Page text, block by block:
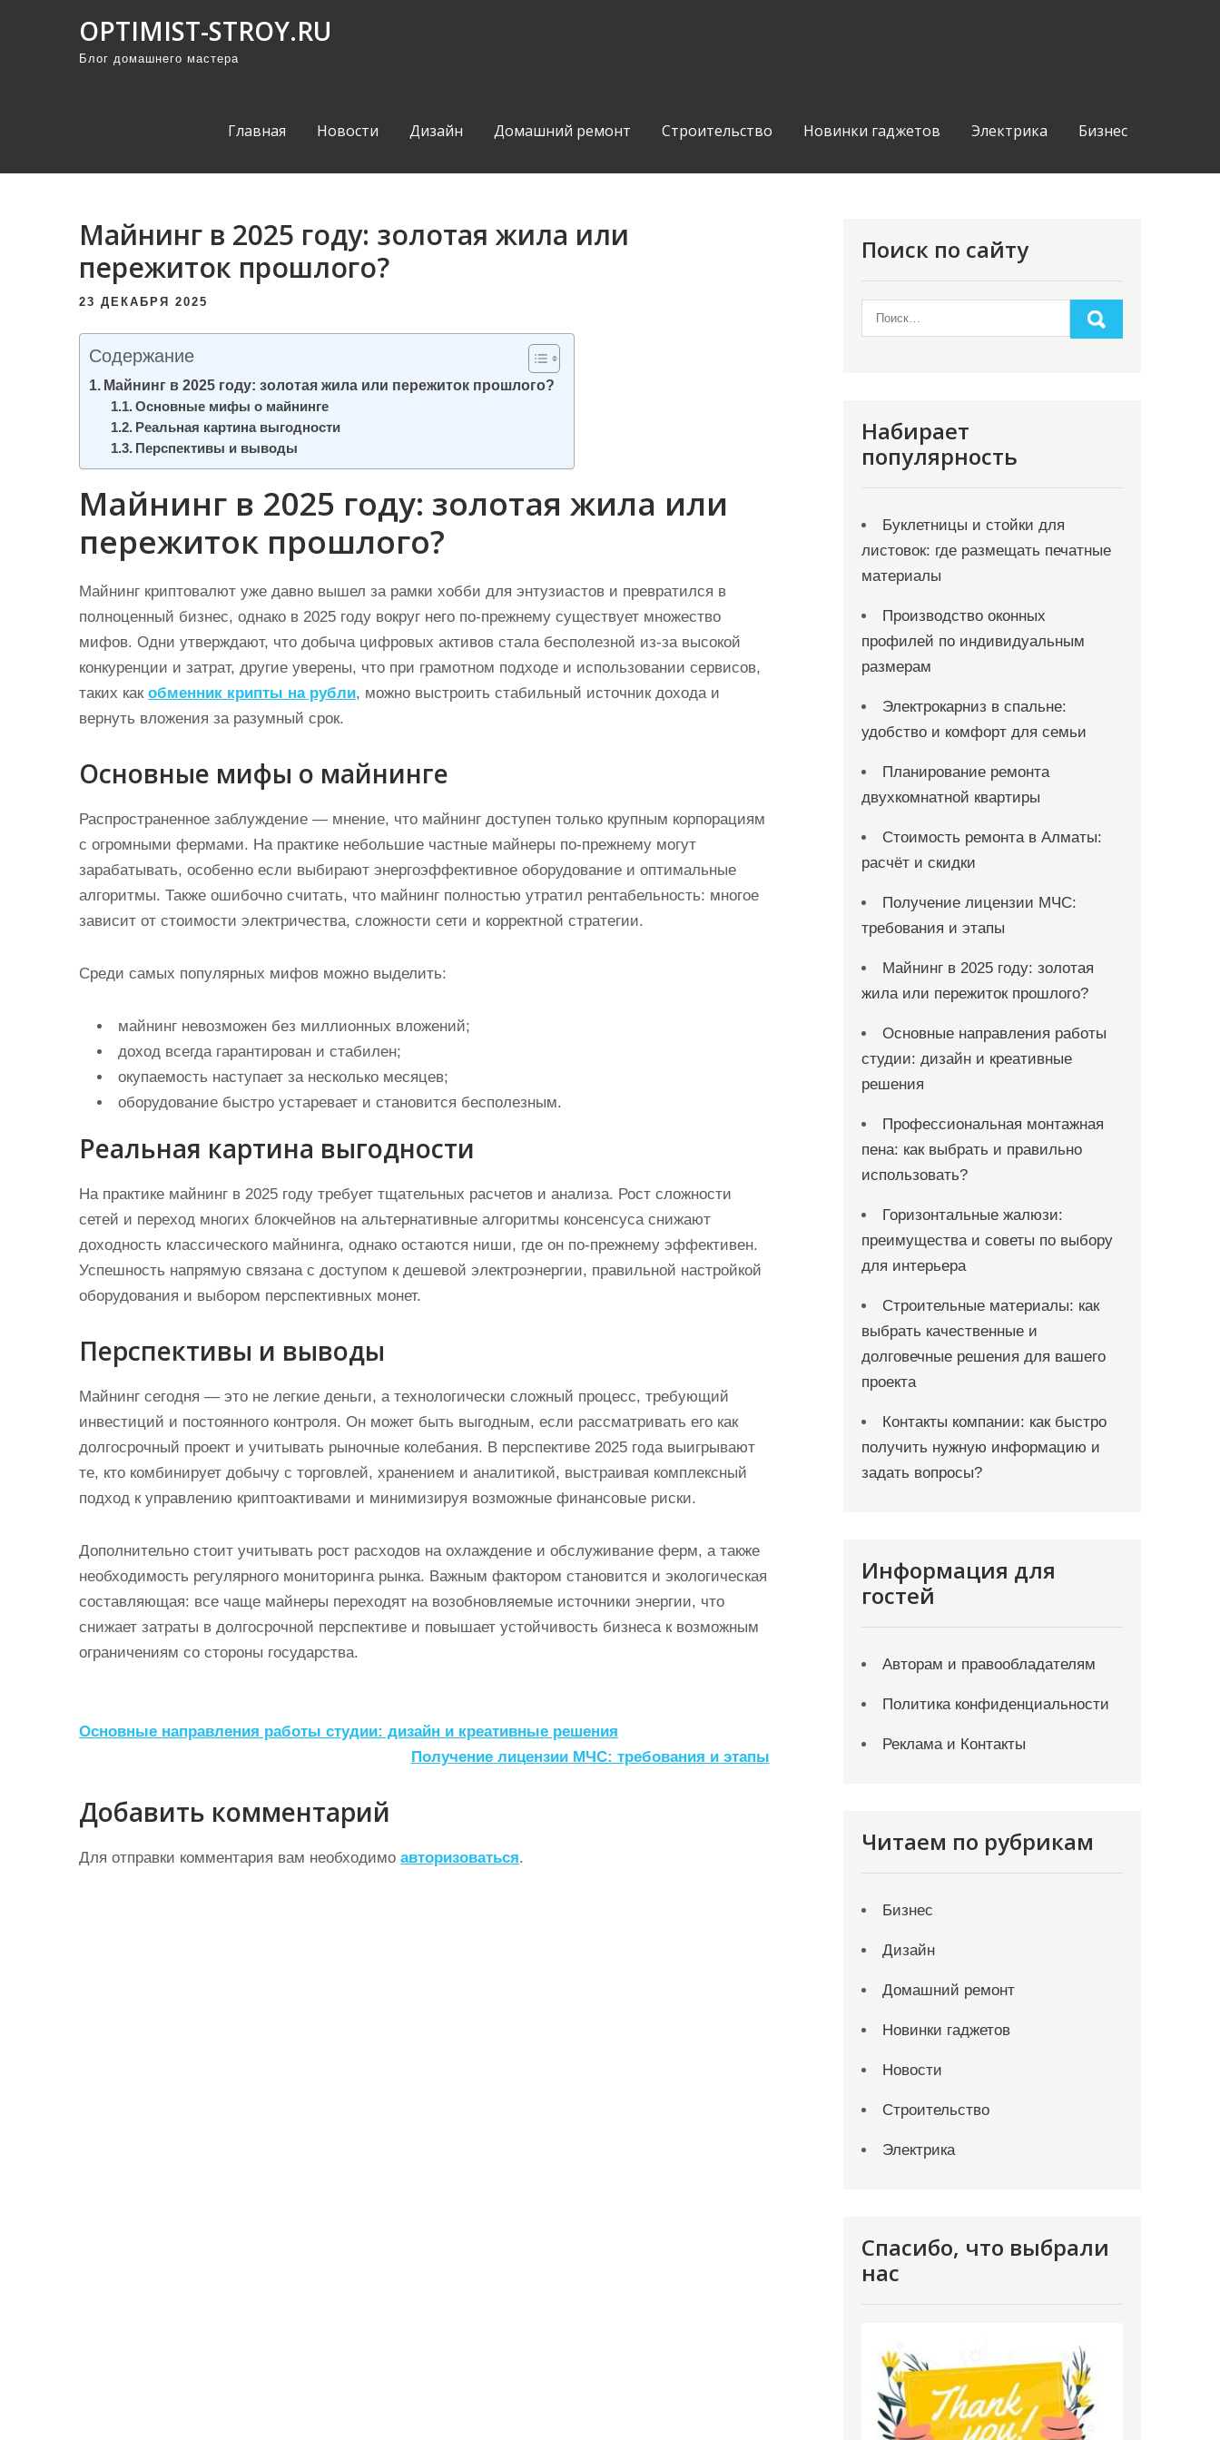
OPTIMIST-STROY.RU
Блог домашнего мастера
Главная Новости Дизайн Домашний ремонт Строительство Новинки гаджетов Электрика Бизнес
Майнинг в 2025 году: золотая жила или
пережиток прошлого?
23 ДЕКАБРЯ 2025
Содержание
Майнинг в 2025 году: золотая жила или пережиток прошлого?
Основные мифы о майнинге
Реальная картина выгодности
Перспективы и выводы
Майнинг в 2025 году: золотая жила или
пережиток прошлого?
Майнинг криптовалют уже давно вышел за рамки хобби для энтузиастов и превратился в
полноценный бизнес, однако в 2025 году вокруг него по-прежнему существует множество
мифов. Одни утверждают, что добыча цифровых активов стала бесполезной из-за высокой
конкуренции и затрат, другие уверены, что при грамотном подходе и использовании сервисов,
таких как обменник крипты на рубли, можно выстроить стабильный источник дохода и
вернуть вложения за разумный срок.
Основные мифы о майнинге
Распространенное заблуждение — мнение, что майнинг доступен только крупным корпорациям
с огромными фермами. На практике небольшие частные майнеры по-прежнему могут
зарабатывать, особенно если выбирают энергоэффективное оборудование и оптимальные
алгоритмы. Также ошибочно считать, что майнинг полностью утратил рентабельность: многое
зависит от стоимости электричества, сложности сети и корректной стратегии.
Среди самых популярных мифов можно выделить:
майнинг невозможен без миллионных вложений;
доход всегда гарантирован и стабилен;
окупаемость наступает за несколько месяцев;
оборудование быстро устаревает и становится бесполезным.
Реальная картина выгодности
На практике майнинг в 2025 году требует тщательных расчетов и анализа. Рост сложности
сетей и переход многих блокчейнов на альтернативные алгоритмы консенсуса снижают
доходность классического майнинга, однако остаются ниши, где он по-прежнему эффективен.
Успешность напрямую связана с доступом к дешевой электроэнергии, правильной настройкой
оборудования и выбором перспективных монет.
Перспективы и выводы
Майнинг сегодня — это не легкие деньги, а технологически сложный процесс, требующий
инвестиций и постоянного контроля. Он может быть выгодным, если рассматривать его как
долгосрочный проект и учитывать рыночные колебания. В перспективе 2025 года выигрывают
те, кто комбинирует добычу с торговлей, хранением и аналитикой, выстраивая комплексный
подход к управлению криптоактивами и минимизируя возможные финансовые риски.
Дополнительно стоит учитывать рост расходов на охлаждение и обслуживание ферм, а также
необходимость регулярного мониторинга рынка. Важным фактором становится и экологическая
составляющая: все чаще майнеры переходят на возобновляемые источники энергии, что
снижает затраты в долгосрочной перспективе и повышает устойчивость бизнеса к возможным
ограничениям со стороны государства.
Н
в
и
г
Основные направления работы студии: дизайн и креативные решения
Получение лицензии МЧС: требования и этапы
Добавить комментарий
Для отправки комментария вам необходимо авторизоваться.
Поиск по сайту
Набирает
популярность
Буклетницы и стойки для
листовок: где размещать печатные
материалы
Производство оконных
профилей по индивидуальным
размерам
Электрокарниз в спальне:
удобство и комфорт для семьи
Планирование ремонта
двухкомнатной квартиры
Стоимость ремонта в Алматы:
расчёт и скидки
Получение лицензии МЧС:
требования и этапы
Майнинг в 2025 году: золотая
жила или пережиток прошлого?
Основные направления работы
студии: дизайн и креативные
решения
Профессиональная монтажная
пена: как выбрать и правильно
использовать?
Горизонтальные жалюзи:
преимущества и советы по выбору
для интерьера
Строительные материалы: как
выбрать качественные и
долговечные решения для вашего
проекта
Контакты компании: как быстро
получить нужную информацию и
задать вопросы?
Информация для
гостей
Авторам и правообладателям
Политика конфиденциальности
Реклама и Контакты
Читаем по рубрикам
Бизнес
Дизайн
Домашний ремонт
Новинки гаджетов
Новости
Строительство
Электрика
Спасибо, что выбрали
нас